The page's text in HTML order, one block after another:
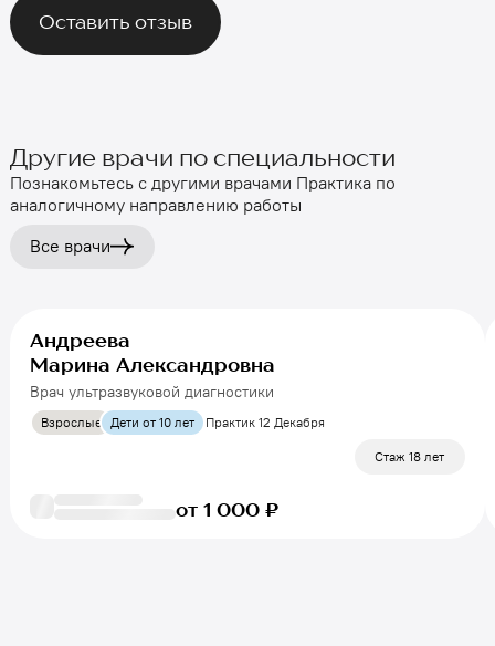
Оставить отзыв
Другие врачи по специальности
Познакомьтесь с другими врачами Практика по
аналогичному направлению работы
Все врачи
Стаж 18 лет
Андреева
Марина Александровна
Врач ультразвуковой диагностики
Взрослые Дети от 10 лет Практик 12 Декабря
от 1 000 ₽